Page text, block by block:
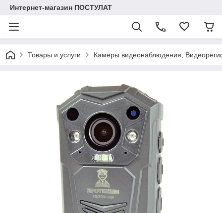
Интернет-магазин ПОСТУЛАТ
Товары и услуги Камеры видеонаблюдения,